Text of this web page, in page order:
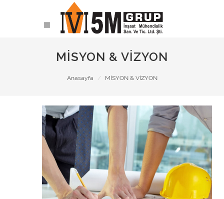
MİSYON & VİZYON
Anasayfa MİSYON & VİZYON